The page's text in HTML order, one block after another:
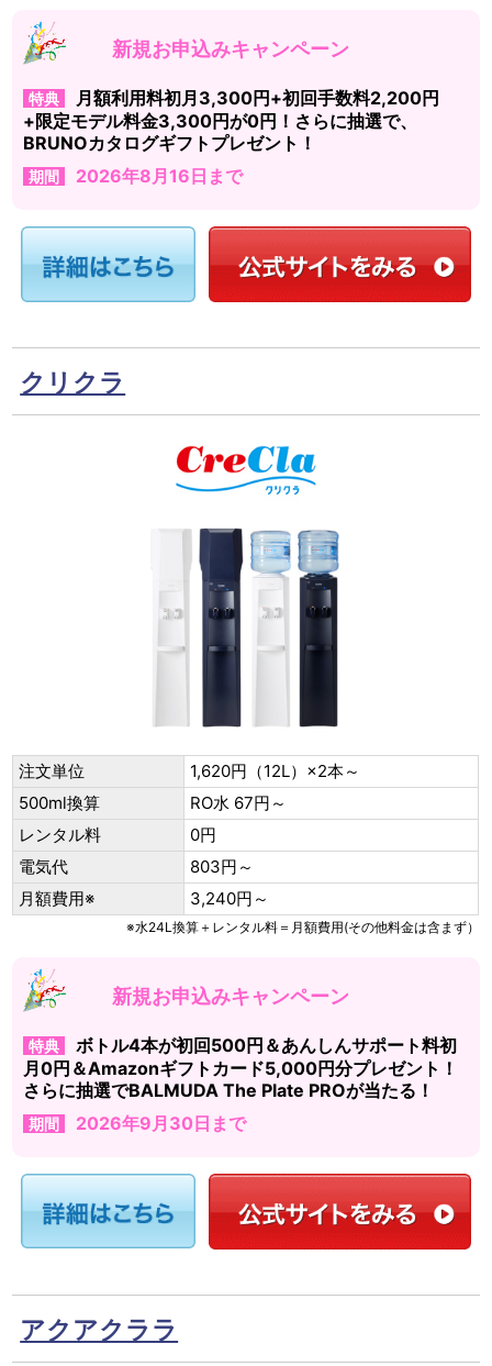
新規お申込みキャンペーン
特典
月額利用料初月3,300円+初回手数料2,200円
+限定モデル料金3,300円が0円！さらに抽選で、
BRUNOカタログギフトプレゼント！
期間 2026年8月16日まで
クリクラ
注文単位
1,620円（12L）×2本～
500ml換算
RO水 67円～
レンタル料
0円
電気代
803円～
月額費用※
3,240円～
※水24L換算＋レンタル料＝月額費用(その他料金は含まず）
新規お申込みキャンペーン
特典
ボトル4本が初回500円＆あんしんサポート料初
月0円＆Amazonギフトカード5,000円分プレゼント！
さらに抽選でBALMUDA The Plate PROが当たる！
期間 2026年9月30日まで
アクアクララ